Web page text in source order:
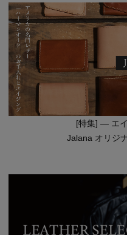
[特集] — エ
Jalana オリジ